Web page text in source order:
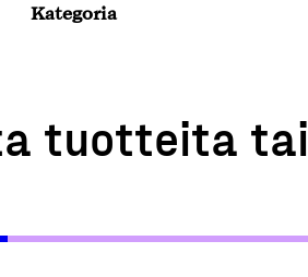
Kategoria
tuotteita tai